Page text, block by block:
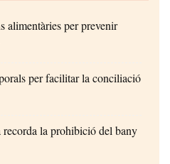
alimentàries per prevenir
per facilitar la conciliació
la prohibició del bany